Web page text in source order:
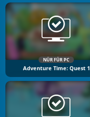
NÜR FÜR PC
Adventure Time: Quest 1